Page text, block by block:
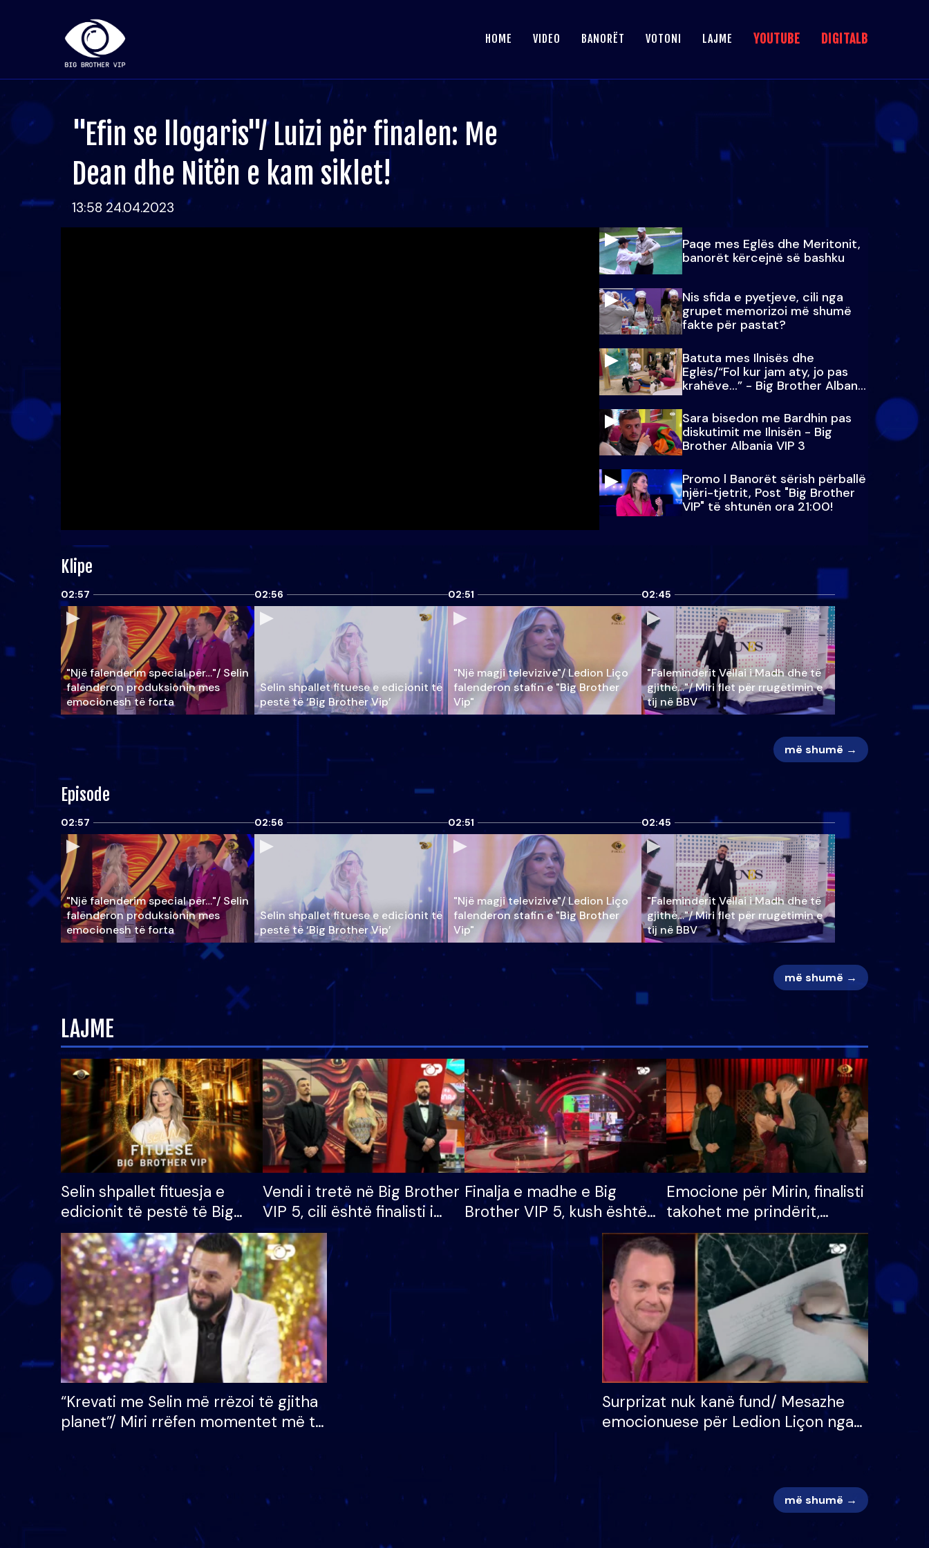
HOME VIDEO BANORËT VOTONI LAJME YOUTUBE DIGITALB
"Efin se llogaris"/ Luizi për finalen: Me
Dean dhe Nitën e kam siklet!
13:58 24.04.2023
Paqe mes Eglës dhe Meritonit,
banorët kërcejnë së bashku
Nis sfida e pyetjeve, cili nga
grupet memorizoi më shumë
fakte për pastat?
Batuta mes Ilnisës dhe
Eglës/“Fol kur jam aty, jo pas
krahëve…” - Big Brother Albania
VIP 3
Sara bisedon me Bardhin pas
diskutimit me Ilnisën - Big
Brother Albania VIP 3
Promo l Banorët sërish përballë
njëri-tjetrit, Post "Big Brother
VIP" të shtunën ora 21:00!
Klipe
02:57
"Një falenderim special për…"/ Selin
falënderon produksionin mes
emocionesh të forta
02:56
Selin shpallet fituese e edicionit të
pestë të ‘Big Brother Vip’
02:51
"Një magji televizive"/ Ledion Liço
falenderon stafin e "Big Brother
Vip"
02:45
"Faleminderit Vëllai i Madh dhe të
gjithë…"/ Miri flet për rrugëtimin e
tij në BBV
më shumë →
Episode
02:57
"Një falenderim special për…"/ Selin
falënderon produksionin mes
emocionesh të forta
02:56
Selin shpallet fituese e edicionit të
pestë të ‘Big Brother Vip’
02:51
"Një magji televizive"/ Ledion Liço
falenderon stafin e "Big Brother
Vip"
02:45
"Faleminderit Vëllai i Madh dhe të
gjithë…"/ Miri flet për rrugëtimin e
tij në BBV
më shumë →
LAJME
Selin shpallet fituesja e
edicionit të pestë të Big
Brother VIP, rrëmben
çmimin e madh prej 100
mijë eurosh
Vendi i tretë në Big Brother
VIP 5, cili është finalisti i
radhës që lë shtëpinë
Finalja e madhe e Big
Brother VIP 5, kush është
banori i parë që lë shtëpinë
dhe humb mundësinë për
të fituar çmimin e madh
Emocione për Mirin, finalisti
takohet me prindërit,
vajzën dhe bashkëshorten:
S’kemi ndonjë letër divorci
apo jo?
“Krevati me Selin më rrëzoi të gjitha
planet”/ Miri rrëfen momentet më të
mungojë zilja e mëngjesit kur…
Surprizat nuk kanë fund/ Mesazhe
emocionuese për Ledion Liçon nga
më shumë →